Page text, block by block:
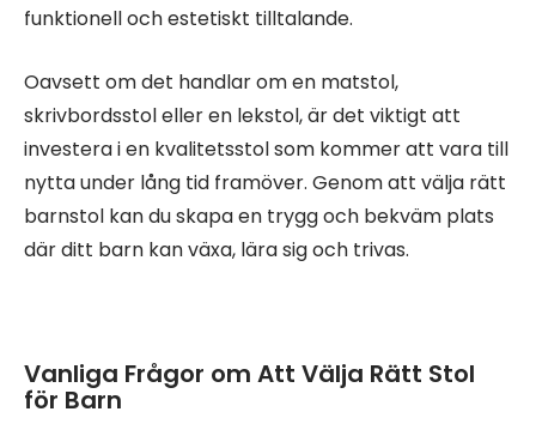
funktionell och estetiskt tilltalande.
Oavsett om det handlar om en matstol,
skrivbordsstol eller en lekstol, är det viktigt att
investera i en kvalitetsstol som kommer att vara till
nytta under lång tid framöver. Genom att välja rätt
barnstol kan du skapa en trygg och bekväm plats
där ditt barn kan växa, lära sig och trivas.
Vanliga Frågor om Att Välja Rätt Stol
för Barn